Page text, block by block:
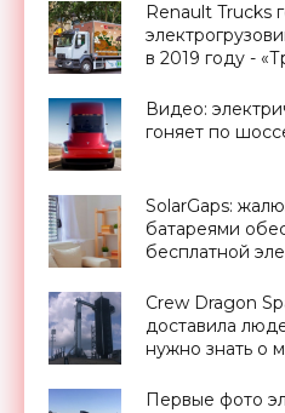
Renault Trucks
в 2019 году -
Видео:
гоняет по
SolarGaps:
батареями
бесплатной
Crew Dragon
доставила
нужно знать о
Первые фото